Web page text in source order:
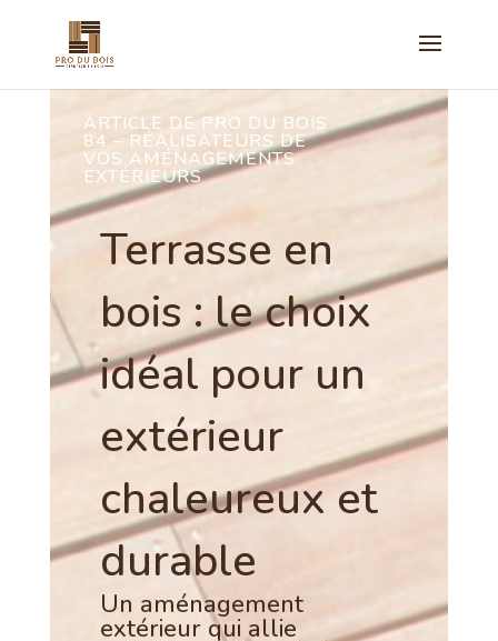
ARTICLE DE PRO DU BOIS
84 – RÉALISATEURS DE
VOS AMÉNAGEMENTS
EXTÉRIEURS
Terrasse en
bois : le choix
idéal pour un
extérieur
chaleureux et
durable
Un aménagement
extérieur qui allie